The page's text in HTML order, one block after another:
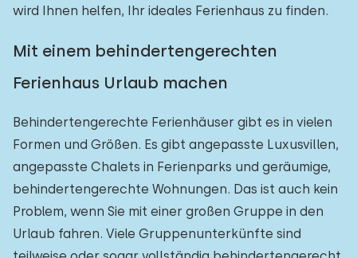
wird Ihnen helfen, Ihr ideales Ferienhaus zu finden.
Mit einem behindertengerechten
Ferienhaus Urlaub machen
Behindertengerechte Ferienhäuser gibt es in vielen
Formen und Größen. Es gibt angepasste Luxusvillen,
angepasste Chalets in Ferienparks und geräumige,
behindertengerechte Wohnungen. Das ist auch kein
Problem, wenn Sie mit einer großen Gruppe in den
Urlaub fahren. Viele Gruppenunterkünfte sind